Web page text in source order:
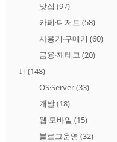
맛집 (97)
카페·디저트 (58)
사용기·구매기 (60)
금융·재테크 (20)
IT(148)
OS·Server(33)
개발(18)
웹·모바일 (15)
블로그운영 (32)